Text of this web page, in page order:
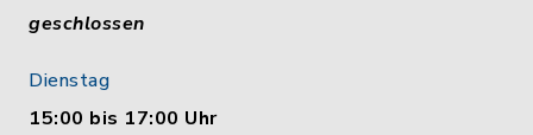
geschlossen
Dienstag
15:00 bis 17:00 Uhr